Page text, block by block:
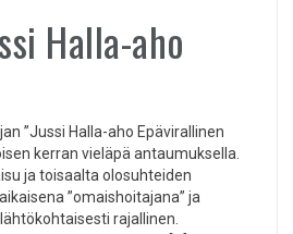
Halla-aho
”Jussi Halla-aho Epävirallinen
kerran vieläpä antaumuksella.
ja toisaalta olosuhteiden
”omaishoitajana” ja
rajallinen.